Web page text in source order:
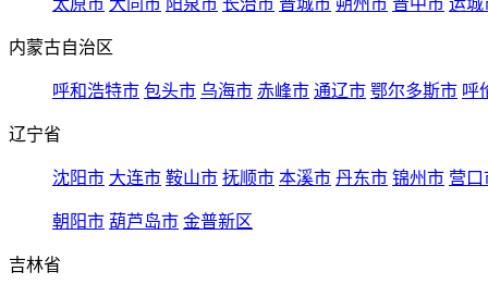
太原市 大同市 阳泉市 长治市 晋城市 朔州市 晋中市 运城
内蒙古自治区
呼和浩特市 包头市 乌海市 赤峰市 通辽市 鄂尔多斯市 呼
辽宁省
沈阳市 大连市 鞍山市 抚顺市 本溪市 丹东市 锦州市 营口
朝阳市 葫芦岛市 金普新区
吉林省